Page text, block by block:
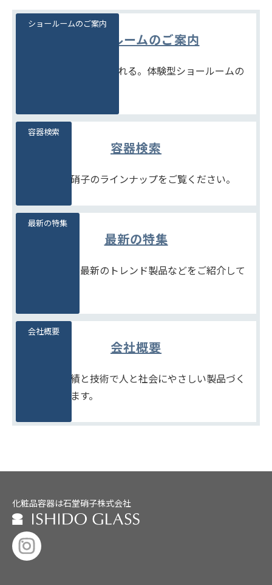
ショールームのご案内
見て、触れて、比べられる。体験型ショールームの
ショールームのご案内
容器検索
豊富な石堂硝子のラインナップをご覧ください。
容器検索
最新の特集
季節商品や、最新のトレンド製品などをご紹介して
最新の特集
会社概要
たしかな実績と技術で人と社会にやさしい製品づく
りをめざします。
会社概要
化粧品容器は石堂硝子株式会社